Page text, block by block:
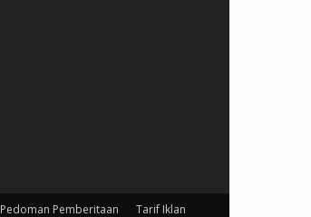
Pedoman Pemberitaan Tarif Iklan